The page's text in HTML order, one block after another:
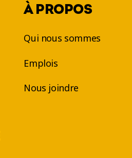
À PROPOS
Qui nous sommes
Emplois
Nous joindre